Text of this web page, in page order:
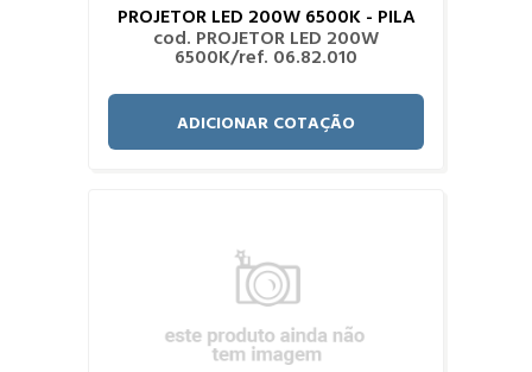
PROJETOR LED 200W 6500K - PILA
cod. PROJETOR LED 200W
6500K/ref. 06.82.010
ADICIONAR COTAÇÃO